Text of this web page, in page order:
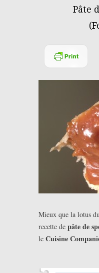
Pâte
Mieux que la lotus
recette depâte de
le Cuisine